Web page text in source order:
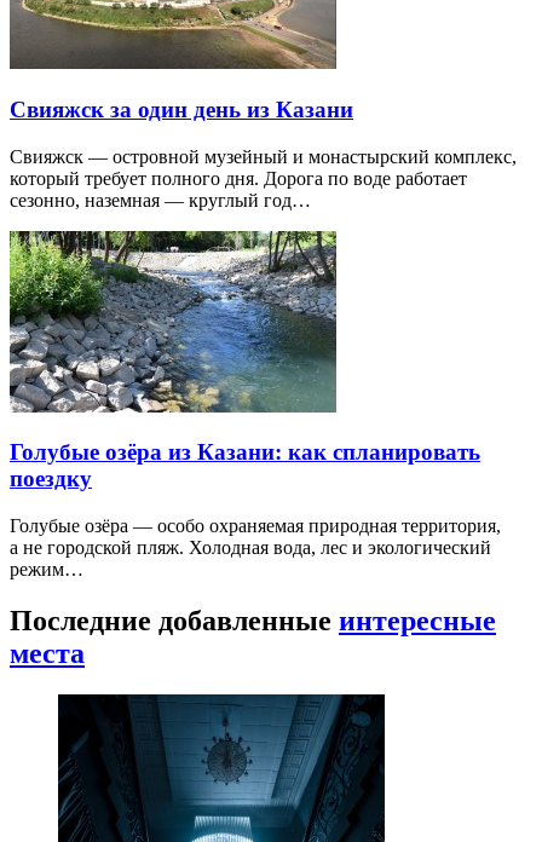
Свияжск за один день из Казани
Свияжск — островной музейный и монастырский комплекс,
который требует полного дня. Дорога по воде работает
сезонно, наземная — круглый год…
Голубые озёра из Казани: как спланировать
поездку
Голубые озёра — особо охраняемая природная территория,
а не городской пляж. Холодная вода, лес и экологический
режим…
Последние добавленные интересные
места